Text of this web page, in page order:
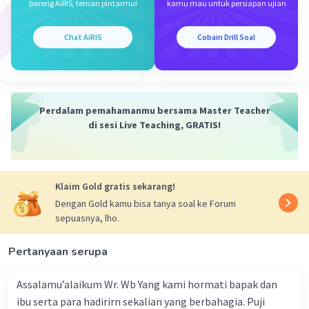
4) berisi tentang nasihat atau petuah, dan
a) menggunakan diksi atau kata
b) menggunakan rima a-a-a-a,
c) menggunakan ungkapan-ungkapan lama, dan
Berdasarkan penjelasan, berikut adalah analisis
kebahasaan syair di atas. Kebahasaan syair di
atas adalah menggunakan ungkapan lama. Salah
satu contoh ungkapan lama syair di atas
adalah"sahaja".
adalah menggunakan ungkapan lama.
bareng AiRIS, teman pintarmu!
Chat AiRIS
kamu mau untuk persiapan ujian
Cobain Drill Soal
Perdalam pemahamanmu bersama Master Teacher
di sesi Live Teaching, GRATIS!
Klaim Gold gratis sekarang!
Dengan Gold kamu bisa tanya soal ke Forum
sepuasnya, lho.
Pertanyaan serupa
Assalamu’alaikum Wr. Wb Yang kami hormati bapak dan
ibu serta para hadirirn sekalian yang berbahagia. Puji